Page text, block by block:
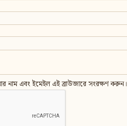
নাম এবং ইমেইল এই ব্রাউজারে সংরক্ষণ করুন।